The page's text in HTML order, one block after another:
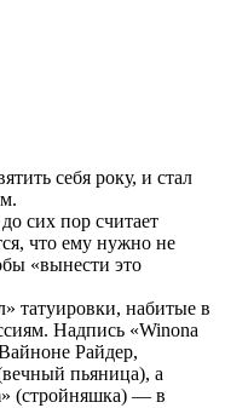
себя року, и стал
сих пор считает
что ему нужно не
«вынести это
татуировки, набитые в
Надпись «Winona
Райдер,
пьяница), а
(стройняшка) — в